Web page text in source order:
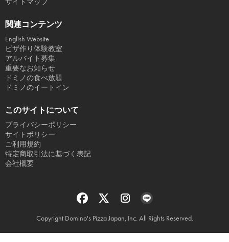
サイトマップ
関連コンテンツ
English Website
ピザ作り体験教室
アルバイト募集
重要なお知らせ
ドミノの食べ放題
ドミノのイートイン
このサイトについて
プライバシーポリシー
サイトポリシー
ご利用規約
特定商取引法に基づく表記
会社概要
Copyright Domino's Pizza Japan, Inc. All Rights Reserved.